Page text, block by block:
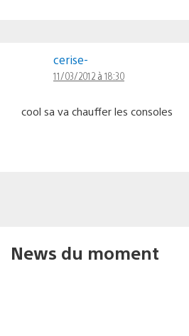
cerise-
11/03/2012 à 18:30
cool sa va chauffer les consoles
News du moment